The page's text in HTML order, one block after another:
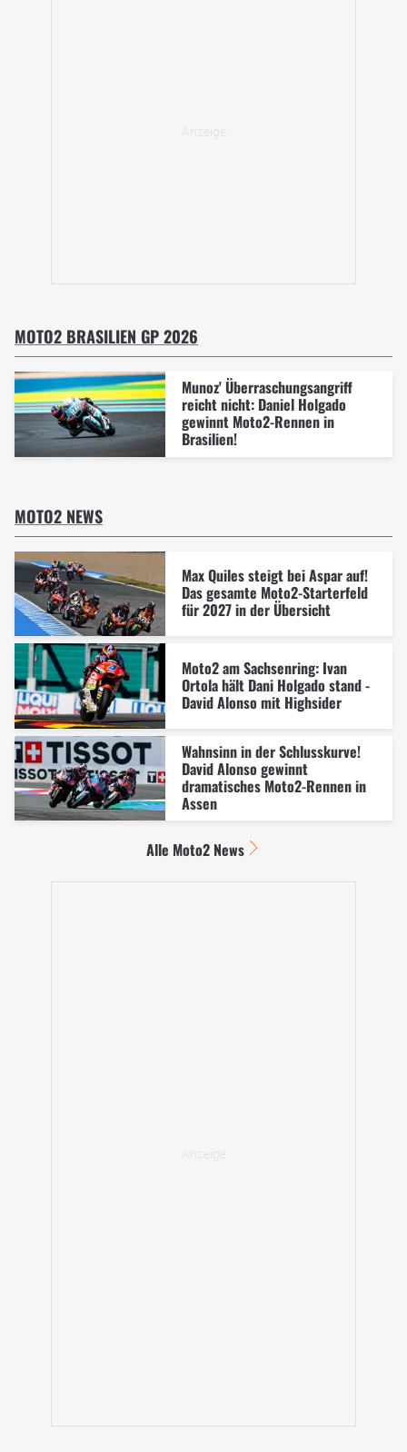
MOTO2 BRASILIEN GP 2026
Munoz' Überraschungsangriff
reicht nicht: Daniel Holgado
gewinnt Moto2-Rennen in
Brasilien!
MOTO2 NEWS
Max Quiles steigt bei Aspar auf!
Das gesamte Moto2-Starterfeld
für 2027 in der Übersicht
Moto2 am Sachsenring: Ivan
Ortola hält Dani Holgado stand -
David Alonso mit Highsider
Wahnsinn in der Schlusskurve!
David Alonso gewinnt
dramatisches Moto2-Rennen in
Assen
Alle Moto2 News